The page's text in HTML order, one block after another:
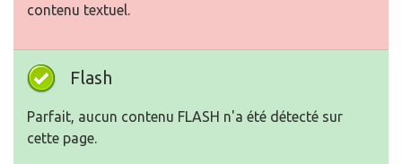
contenu textuel.
Flash
Parfait, aucun contenu FLASH n'a été détecté sur
cette page.